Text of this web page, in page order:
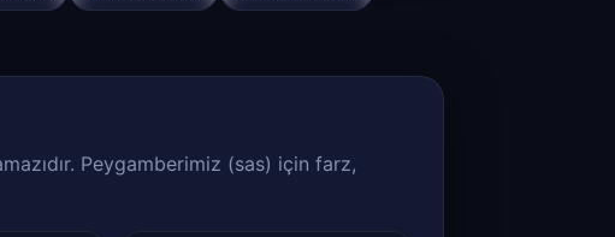
Peygamberimiz (sas) için farz,